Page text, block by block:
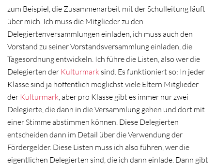
zum Beispiel, die Zusammenarbeit mit der Schulleitung läuft
über mich. Ich muss die Mitglieder zu den
Delegiertenversammlungen einladen, ich muss auch den
Vorstand zu seiner Vorstandsversammlung einladen, die
Tagesordnung entwickeln. Ich führe die Listen, also wer die
Delegierten der Kulturmark sind. Es funktioniert so: In jeder
Klasse sind ja hoffentlich möglichst viele Eltern Mitglieder
der Kulturmark , aber pro Klasse gibt es immer nur zwei
Delegierte, die dann in die Versammlung gehen und dort mit
einer Stimme abstimmen können. Diese Delegierten
entscheiden dann im Detail über die Verwendung der
Fördergelder. Diese Listen muss ich also führen, wer die
eigentlichen Delegierten sind, die ich dann einlade. Dann gibt